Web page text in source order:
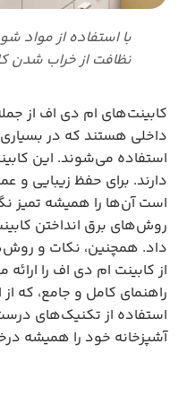
با استفاده از مواد
نظافت از خراب شدن
کابینت‌های ام دی اف از
داخلی هستند که در
استفاده می‌شوند. این
دارند. برای حفظ زیبایی و
است آن‌ها را همیشه تمیز
روش‌های برق انداختن
داد. همچنین، نکات و
از کابینت ام دی اف را
راهنمای کامل و جامع، که
استفاده از تکنیک‌های
آشپزخانه خود را همیشه